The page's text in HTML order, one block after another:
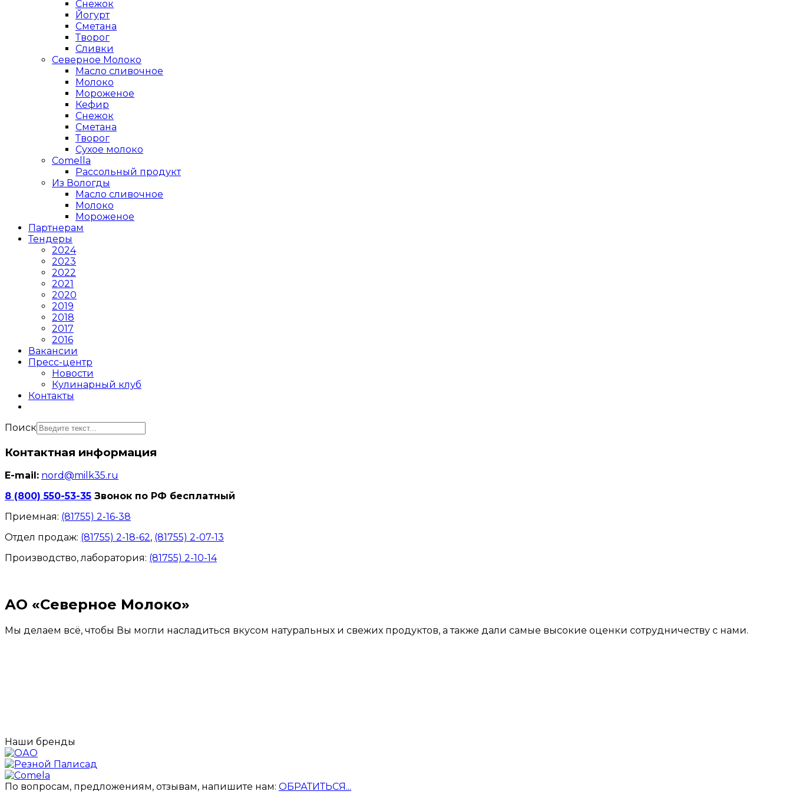
Снежок
Йогурт
Сметана
Творог
Сливки
Северное Молоко
Масло сливочное
Молоко
Мороженое
Кефир
Снежок
Сметана
Творог
Сухое молоко
Comеlla
Рассольный продукт
Из Вологды
Масло сливочное
Молоко
Мороженое
Партнерам
Тендеры
2024
2023
2022
2021
2020
2019
2018
2017
2016
Вакансии
Пресс-центр
Новости
Кулинарный клуб
Контакты
Поиск
Контактная информация
E-mail: nord@milk35.ru
8 (800) 550-53-35 Звонок по РФ бесплатный
Приемная: (81755) 2-16-38
Отдел продаж: (81755) 2-18-62, (81755) 2-07-13
Производство, лаборатория: (81755) 2-10-14
АО «Северное Молоко»
Мы делаем всё, чтобы Вы могли насладиться вкусом натуральных и свежих продуктов, а также дали самые высокие оценки сотрудничеству с нами.
Наши бренды
По вопросам, предложениям, отзывам, напишите нам: ОБРАТИТЬСЯ...